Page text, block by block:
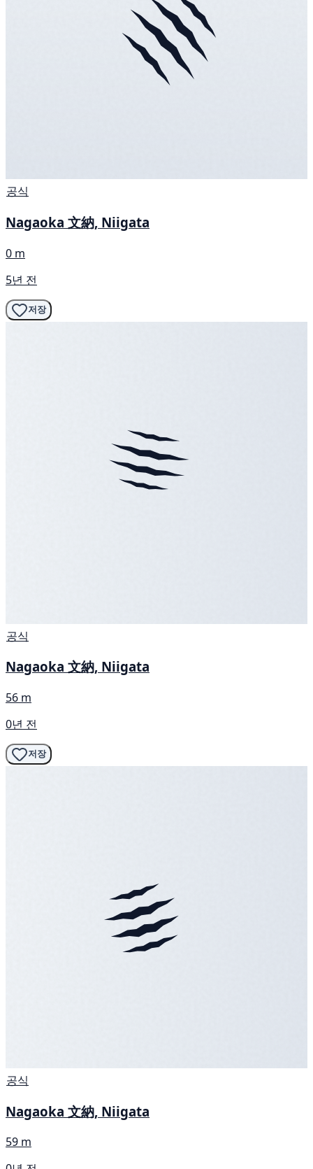
공식
Nagaoka 文納, Niigata
0 m
5년 전
저장
공식
Nagaoka 文納, Niigata
56 m
0년 전
저장
공식
Nagaoka 文納, Niigata
59 m